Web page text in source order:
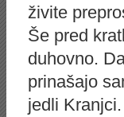
živite
Še pred
duhovno.
prinašajo
jedli